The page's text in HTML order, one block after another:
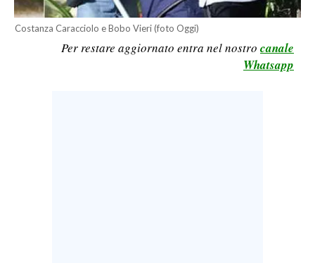
BANDI
SPORT IN SARDEGNA
Costanza Caracciolo e Bobo Vieri (foto Oggi)
Per restare aggiornato entra nel nostro canale
Whatsapp